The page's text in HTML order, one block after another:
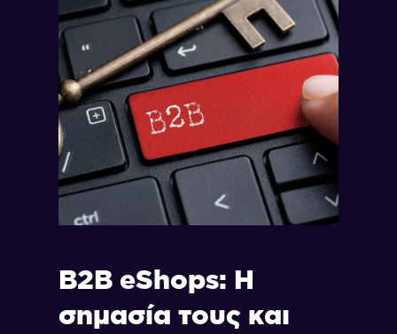
B2B eShops: Η
σημασία τους και